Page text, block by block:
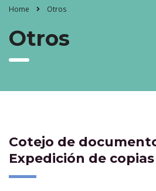
Home Otros
Otros
Cotejo de
Expedición de